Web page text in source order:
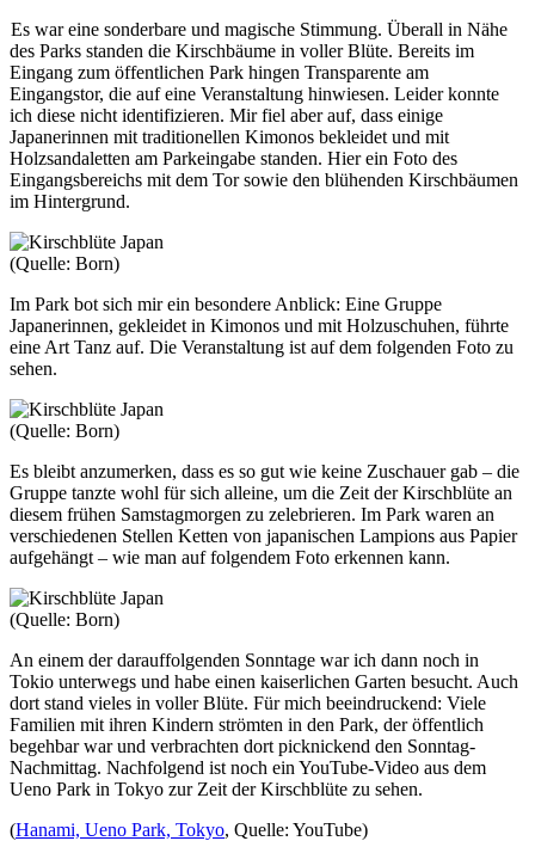
Es war eine sonderbare und magische Stimmung. Überall in Nähe
des Parks standen die Kirschbäume in voller Blüte. Bereits im
Eingang zum öffentlichen Park hingen Transparente am
Eingangstor, die auf eine Veranstaltung hinwiesen. Leider konnte
ich diese nicht identifizieren. Mir fiel aber auf, dass einige
Japanerinnen mit traditionellen Kimonos bekleidet und mit
Holzsandaletten am Parkeingabe standen. Hier ein Foto des
Eingangsbereichs mit dem Tor sowie den blühenden Kirschbäumen
im Hintergrund.
(Quelle: Born)
Im Park bot sich mir ein besondere Anblick: Eine Gruppe
Japanerinnen, gekleidet in Kimonos und mit Holzuschuhen, führte
eine Art Tanz auf. Die Veranstaltung ist auf dem folgenden Foto zu
sehen.
(Quelle: Born)
Es bleibt anzumerken, dass es so gut wie keine Zuschauer gab – die
Gruppe tanzte wohl für sich alleine, um die Zeit der Kirschblüte an
diesem frühen Samstagmorgen zu zelebrieren. Im Park waren an
verschiedenen Stellen Ketten von japanischen Lampions aus Papier
aufgehängt – wie man auf folgendem Foto erkennen kann.
(Quelle: Born)
An einem der darauffolgenden Sonntage war ich dann noch in
Tokio unterwegs und habe einen kaiserlichen Garten besucht. Auch
dort stand vieles in voller Blüte. Für mich beeindruckend: Viele
Familien mit ihren Kindern strömten in den Park, der öffentlich
begehbar war und verbrachten dort picknickend den Sonntag-
Nachmittag. Nachfolgend ist noch ein YouTube-Video aus dem
Ueno Park in Tokyo zur Zeit der Kirschblüte zu sehen.
(Hanami, Ueno Park, Tokyo, Quelle: YouTube)